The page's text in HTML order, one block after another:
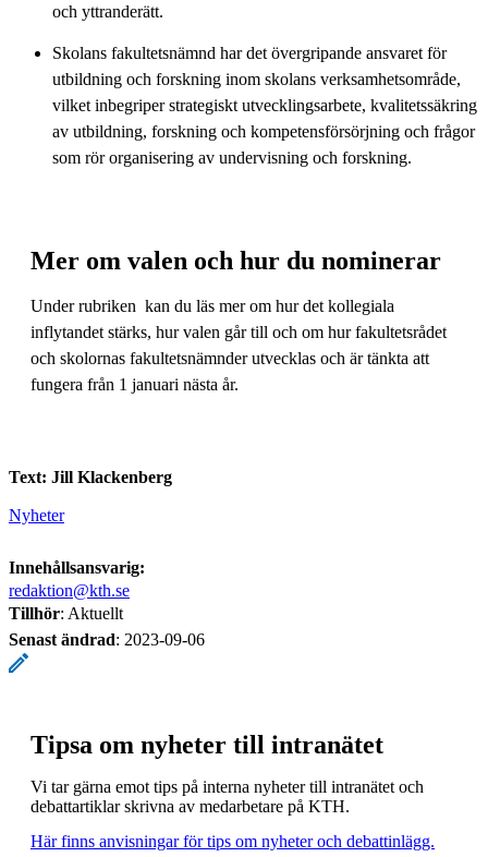
och yttranderätt.
Skolans fakultetsnämnd har det övergripande ansvaret för
utbildning och forskning inom skolans verksamhetsområde,
vilket inbegriper strategiskt utvecklingsarbete, kvalitetssäkring
av utbildning, forskning och kompetensförsörjning och frågor
som rör organisering av undervisning och forskning.
Mer om valen och hur du nominerar
Under rubriken kan du läs mer om hur det kollegiala
inflytandet stärks, hur valen går till och om hur fakultetsrådet
och skolornas fakultetsnämnder utvecklas och är tänkta att
fungera från 1 januari nästa år.
Text: Jill Klackenberg
Nyheter
Innehållsansvarig:
redaktion@kth.se
Tillhör: Aktuellt
Senast ändrad: 2023-09-06
Tipsa om nyheter till intranätet
Vi tar gärna emot tips på interna nyheter till intranätet och
debattartiklar skrivna av medarbetare på KTH.
Här finns anvisningar för tips om nyheter och debattinlägg.